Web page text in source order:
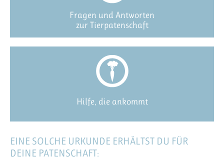
Fragen und Antworten
zur Tierpatenschaft
Hilfe, die ankommt
EINE SOLCHE URKUNDE ERHÄLTST DU FÜR
DEINE PATENSCHAFT: